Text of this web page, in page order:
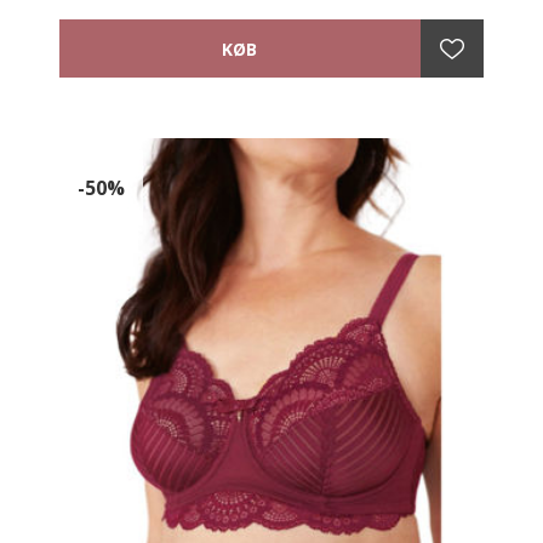
Bh'en har komfortable, justerbare elastiske stropper
Materiale: 75% nylon, 20% elastan, 5% viskose
-50%